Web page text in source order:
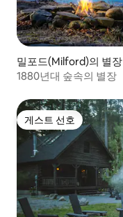
밀포드(Milford)의 별장
1880년대 숲속의 별장
게스트 선호
게스트 선호